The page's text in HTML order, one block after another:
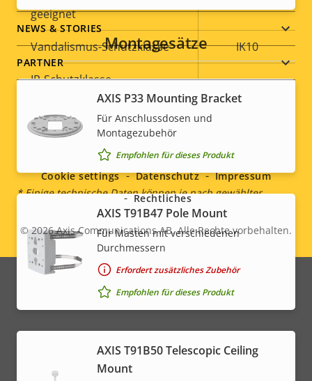
geeignet
Vandalismus-Schutzklasse IK10
IP-Schutzklasse -
Nachlackierungsgeeignet
Nachhaltigkeit
* Einige technische Daten können je nach gewählter
Hardwareoption variieren.
Montagesätze
AXIS P33 Mounting Bracket
Für Anschlussdosen und
Montagezubehör
Empfohlen für dieses Produkt
AXIS T91B47 Pole Mount
Für Masten mit verschiedenen
Durchmessern
Erfordert zusätzliches Zubehör
Empfohlen für dieses Produkt
AXIS T91B50 Telescopic Ceiling
Mount
NEWS & STORIES
PARTNER
Social
menu
Legal
menu
© 2026Axis Communications AB. Alle Rechte vorbehalten.
Cookie settings Datenschutz
Impressum
Rechtliches